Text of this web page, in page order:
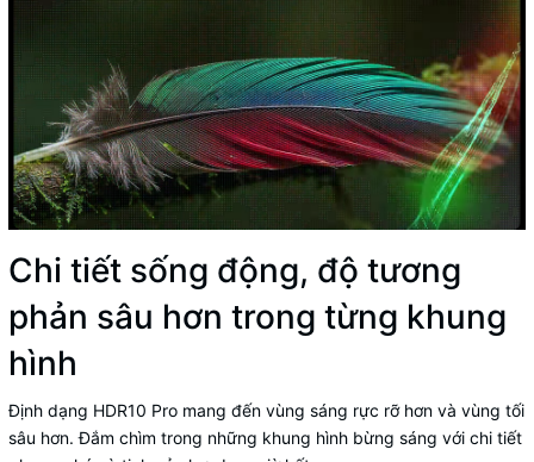
Chi tiết sống động, độ tương
phản sâu hơn trong từng khung
hình
Định dạng HDR10 Pro mang đến vùng sáng rực rỡ hơn và vùng tối
sâu hơn. Đắm chìm trong những khung hình bừng sáng với chi tiết